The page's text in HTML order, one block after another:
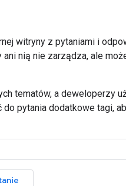
witryny z pytaniami i
ani nią nie zarządza, ale
tematów, a deweloperzy
do pytania dodatkowe tagi,